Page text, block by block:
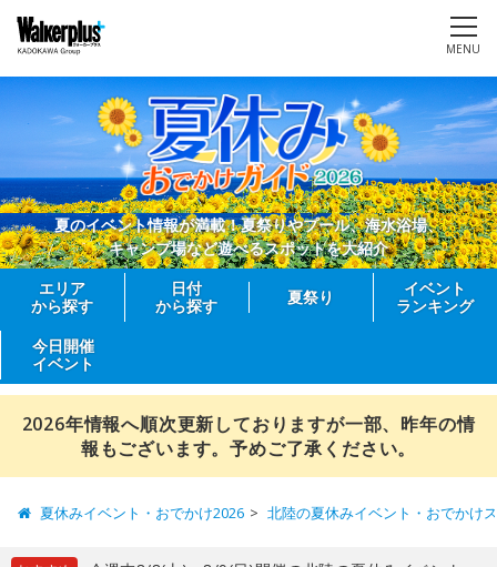
MENU
夏のイベント情報が満載！夏祭りやプール、海水浴場、
キャンプ場など遊べるスポットを大紹介
エリア
から探す
日付
から探す
夏祭り
イベント
ランキング
今日開催
イベント
2026年情報へ順次更新しておりますが一部、昨年の情
報もございます。予めご了承ください。
夏休みイベント・おでかけ2026 北陸の夏休みイベント・おでかけ